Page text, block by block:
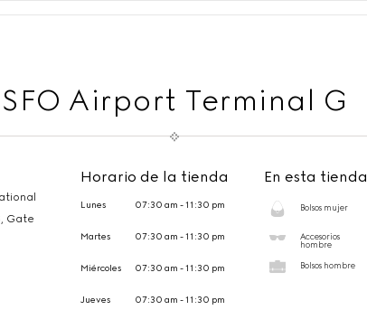
SFO Airport Terminal G
Gate
Horario de la tienda
Lunes 07:30 am - 11:30 pm
Martes 07:30 am - 11:30 pm
Miércoles 07:30 am - 11:30 pm
Jueves 07:30 am - 11:30 pm
En esta tienda
Bolsos mujer
Accesorios
hombre
Bolsos hombre